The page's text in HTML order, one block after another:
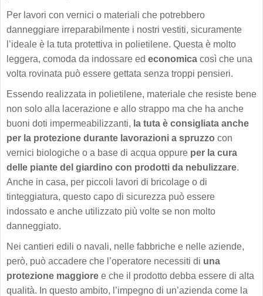
Per lavori con vernici o materiali che potrebbero
danneggiare irreparabilmente i nostri vestiti, sicuramente
l’ideale è la tuta protettiva in polietilene. Questa è molto
leggera, comoda da indossare ed economica così che una
volta rovinata può essere gettata senza troppi pensieri.
Essendo realizzata in polietilene, materiale che resiste bene
non solo alla lacerazione e allo strappo ma che ha anche
buoni doti impermeabilizzanti, la tuta è consigliata anche
per la protezione durante lavorazioni a spruzzo con
vernici biologiche o a base di acqua oppure per la cura
delle piante del giardino con prodotti da nebulizzare.
Anche in casa, per piccoli lavori di bricolage o di
tinteggiatura, questo capo di sicurezza può essere
indossato e anche utilizzato più volte se non molto
danneggiato.
Nei cantieri edili o navali, nelle fabbriche e nelle aziende,
però, può accadere che l’operatore necessiti di una
protezione maggiore e che il prodotto debba essere di alta
qualità. In questo ambito, l’impegno di un’azienda come la